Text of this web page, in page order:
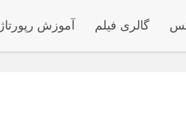
گالری فیلم آموزش